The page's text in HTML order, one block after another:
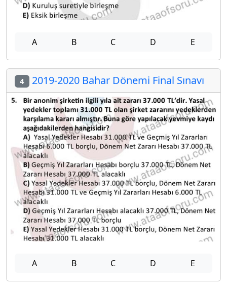
A B C D E
4 2019-2020 Bahar Dönemi Final Sınavı
A B C D E